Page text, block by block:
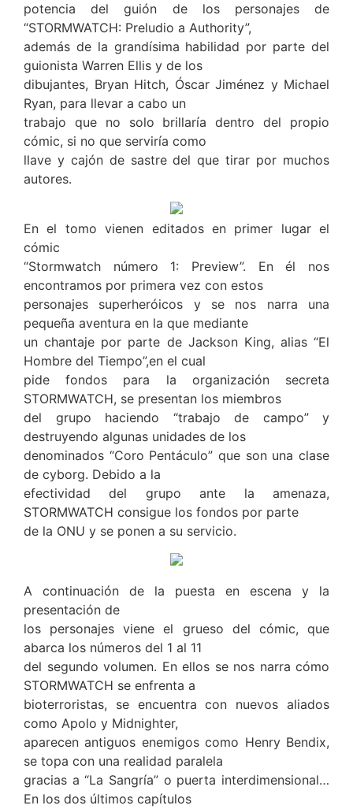
potencia del guión de los personajes de
“STORMWATCH: Preludio a Authority”,
además de la grandísima habilidad por parte del
guionista Warren Ellis y de los
dibujantes, Bryan Hitch, Óscar Jiménez y Michael
Ryan, para llevar a cabo un
trabajo que no solo brillaría dentro del propio
cómic, si no que serviría como
llave y cajón de sastre del que tirar por muchos
autores.
En el tomo vienen editados en primer lugar el
cómic
“Stormwatch número 1: Preview”. En él nos
encontramos por primera vez con estos
personajes superheróicos y se nos narra una
pequeña aventura en la que mediante
un chantaje por parte de Jackson King, alias “El
Hombre del Tiempo”,en el cual
pide fondos para la organización secreta
STORMWATCH, se presentan los miembros
del grupo haciendo “trabajo de campo” y
destruyendo algunas unidades de los
denominados “Coro Pentáculo” que son una clase
de cyborg. Debido a la
efectividad del grupo ante la amenaza,
STORMWATCH consigue los fondos por parte
de la ONU y se ponen a su servicio.
A continuación de la puesta en escena y la
presentación de
los personajes viene el grueso del cómic, que
abarca los números del 1 al 11
del segundo volumen. En ellos se nos narra cómo
STORMWATCH se enfrenta a
bioterroristas, se encuentra con nuevos aliados
como Apolo y Midnighter,
aparecen antiguos enemigos como Henry Bendix,
se topa con una realidad paralela
gracias a “La Sangría” o puerta interdimensional…
En los dos últimos capítulos